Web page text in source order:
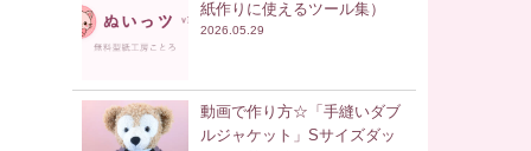
紙作りに使えるツール集）
2026.05.29
動画で作り方☆「手縫いダブ
ルジャケット」Sサイズダッ